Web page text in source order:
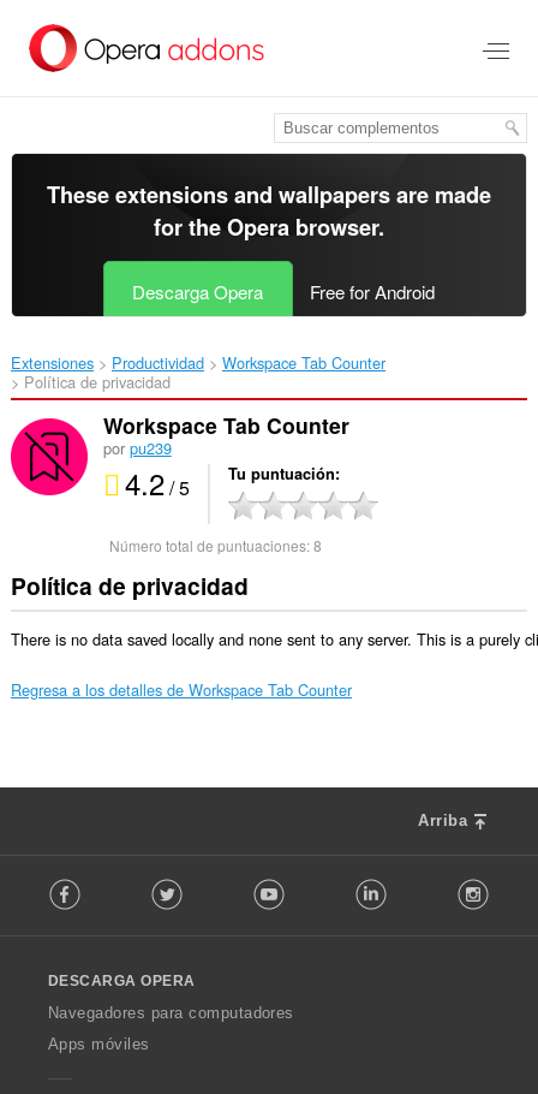
contenido
These extensions and wallpapers are made
for theOpera browser.
Descarga Opera Free for Android
Extensiones Productividad
Workspace Tab Counter‎
Política de privacidad
Workspace Tab Counter
por pu239
4.2/ 5 Tu puntuación
Número total de puntuaciones:8
Política de privacidad
There is no data saved locally and none sent to any server. This is a purely
Regresa a los detalles de Workspace Tab Counter
Arriba
o
w
O
p
Facebook Twitter Youtube LinkedIn
DESCARGA OPERA
Navegadores para computadores
Apps móviles